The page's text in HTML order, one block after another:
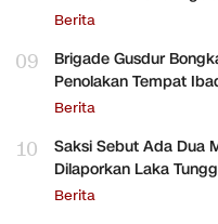
Berita
09
Brigade Gusdur
Penolakan Tempat
Berita
10
Saksi Sebut Ada Dua
Dilaporkan Laka
Berita